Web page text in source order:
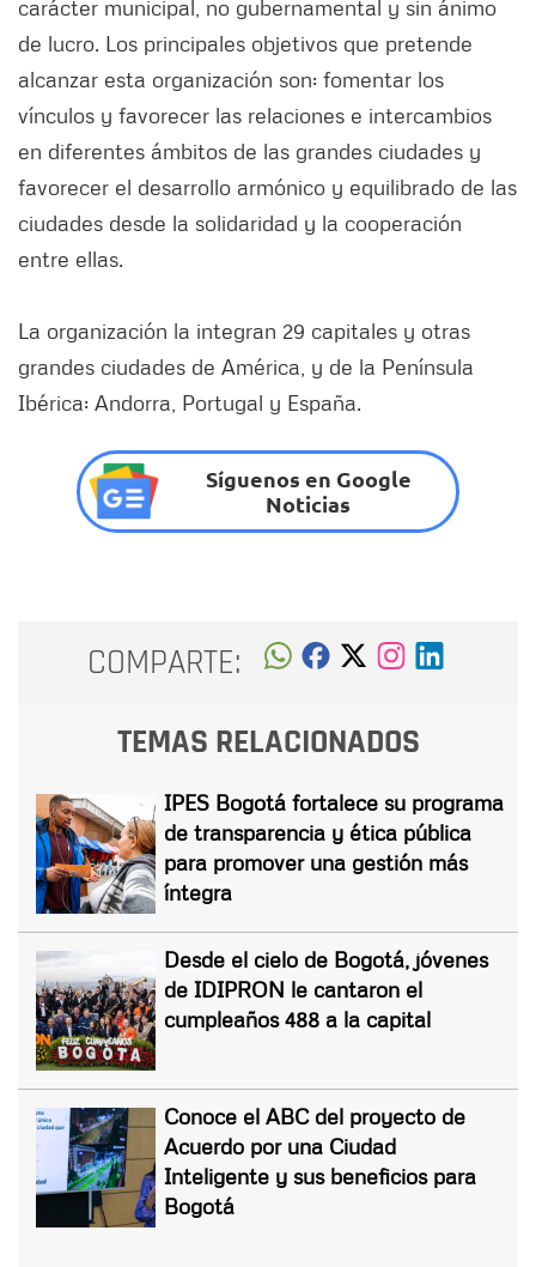
carácter municipal, no gubernamental y sin ánimo
de lucro. Los principales objetivos que pretende
alcanzar esta organización son: fomentar los
vínculos y favorecer las relaciones e intercambios
en diferentes ámbitos de las grandes ciudades y
favorecer el desarrollo armónico y equilibrado de las
ciudades desde la solidaridad y la cooperación
entre ellas.
La organización la integran 29 capitales y otras
grandes ciudades de América, y de la Península
Ibérica: Andorra, Portugal y España.
Síguenos en Google
Noticias
COMPARTE:
TEMAS RELACIONADOS
IPES Bogotá fortalece su programa
de transparencia y ética pública
para promover una gestión más
íntegra
Desde el cielo de Bogotá, jóvenes
de IDIPRON le cantaron el
cumpleaños 488 a la capital
Conoce el ABC del proyecto de
Acuerdo por una Ciudad
Inteligente y sus beneficios para
Bogotá